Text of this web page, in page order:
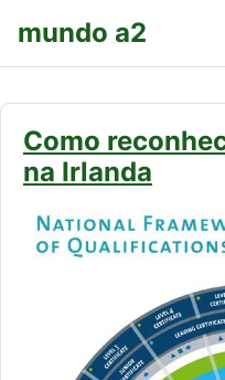
mundo a2
Como
na Irlanda